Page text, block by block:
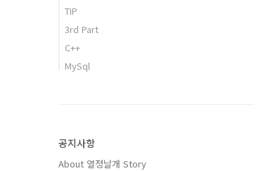
TIP
3rd Part
C++
MySql
공지사항
About 열정날개 Story